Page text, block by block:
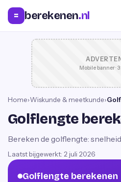
= berekenen.nl
Mobile banner ·
Home›Wiskunde & meetkunde›
Golflengte
Bereken de golflengte:
Laatst bijgewerkt: 2 juli 2026
Golflengte berekenen